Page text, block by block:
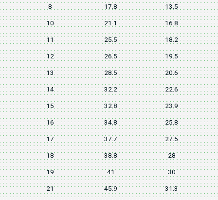
8 17.8 13.5
10 21.1 16.8
11 25.5 18.2
12 26.5 19.5
13 28.5 20.6
14 32.2 22.6
15 32.8 23.9
16 34.8 25.8
17 37.7 27.5
18 38.8 28
19 41 30
21 45.9 31.3